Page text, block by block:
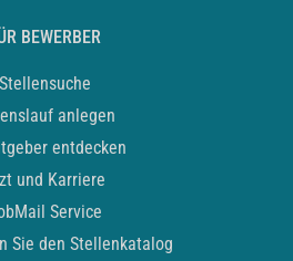
BEWERBER
Stellensuche
anlegen
entdecken
und Karriere
Service
Sie den Stellenkatalog